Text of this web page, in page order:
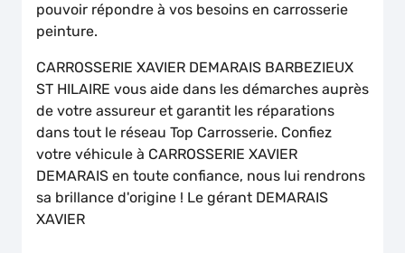
pouvoir répondre à vos besoins en carrosserie
peinture.
CARROSSERIE XAVIER DEMARAIS BARBEZIEUX
ST HILAIRE vous aide dans les démarches auprès
de votre assureur et garantit les réparations
dans tout le réseau Top Carrosserie. Confiez
votre véhicule à CARROSSERIE XAVIER
DEMARAIS en toute confiance, nous lui rendrons
sa brillance d'origine ! Le gérant DEMARAIS
XAVIER